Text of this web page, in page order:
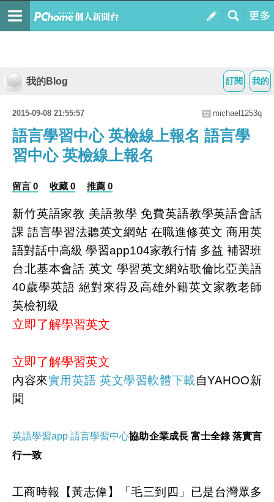
我的
訂閱
我的Blog
2015-09-08 21:55:57 michael1253q
語言學習中心 英檢線上報名 語言學
習中心 英檢線上報名
留言 0 收藏 0 推薦 0
新竹英語家教 美語教學 免費英語教學英語會話
課 語言學習法聽英文網站 在職進修英文 商用英
語對話中高級 學習app104家教行情 多益 補習班
台北基本會話 英文 學習英文網站歌倫比亞美語
40歲學英語 絕對來得及高雄外籍英文家教老師
英檢初級
立即了解學習英文
立即了解學習英文
內容來實用英語 英文學習軟體下載自YAHOO新
聞
英語學習app 語言學習中心協助企業成長 富士全錄 落實言
行一致
工商時報【黃志偉】「毛三到四」已是台灣眾多